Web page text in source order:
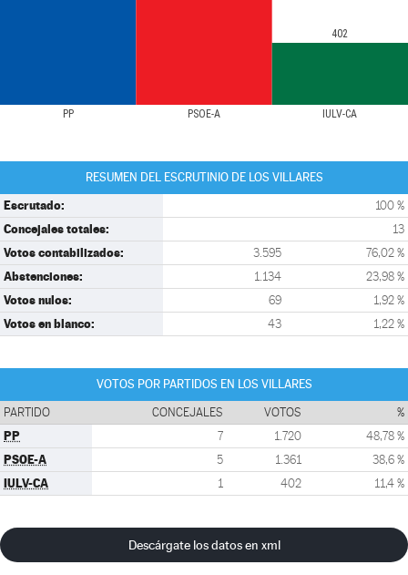
PP PSOE-A IULV-CA
402
RESUMEN DEL ESCRUTINIO DE LOS VILLARES
Escrutado: 100 %
Concejales totales: 13
Votos contabilizados: 3.595 76,02 %
Abstenciones: 1.134 23,98 %
Votos nulos: 69 1,92 %
Votos en blanco: 43 1,22 %
VOTOS POR PARTIDOS EN LOS VILLARES
PARTIDO CONCEJALES VOTOS %
PP 7 1.720 48,78 %
PSOE-A 5 1.361 38,6 %
IULV-CA 1 402 11,4 %
Descárgate los datos en xml